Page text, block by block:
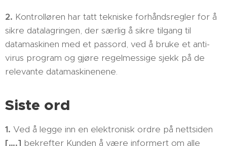
2. Kontrolløren har tatt tekniske forhåndsregler for å
sikre datalagringen, der særlig å sikre tilgang til
datamaskinen med et passord, ved å bruke et anti-
virus program og gjøre regelmessige sjekk på de
relevante datamaskinenene.
Siste ord
1. Ved å legge inn en elektronisk ordre på nettsiden
[….] bekrefter Kunden å være informert om alle